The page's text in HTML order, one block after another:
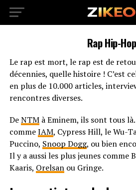
Rap Hip-Hop
Le rap est mort, le rap est de
décennies, quelle histoire ! C’est
en plus de 10.000 articles,
rencontres diverses.
DeNTMà Eminem, ils sont tous
commeIAM, Cypress Hill, le Wu-
Puccino, Snoop Dogg, ou bien
Il y a aussi les plus jeunes comme
Kaaris, Orelsanou Gringe.